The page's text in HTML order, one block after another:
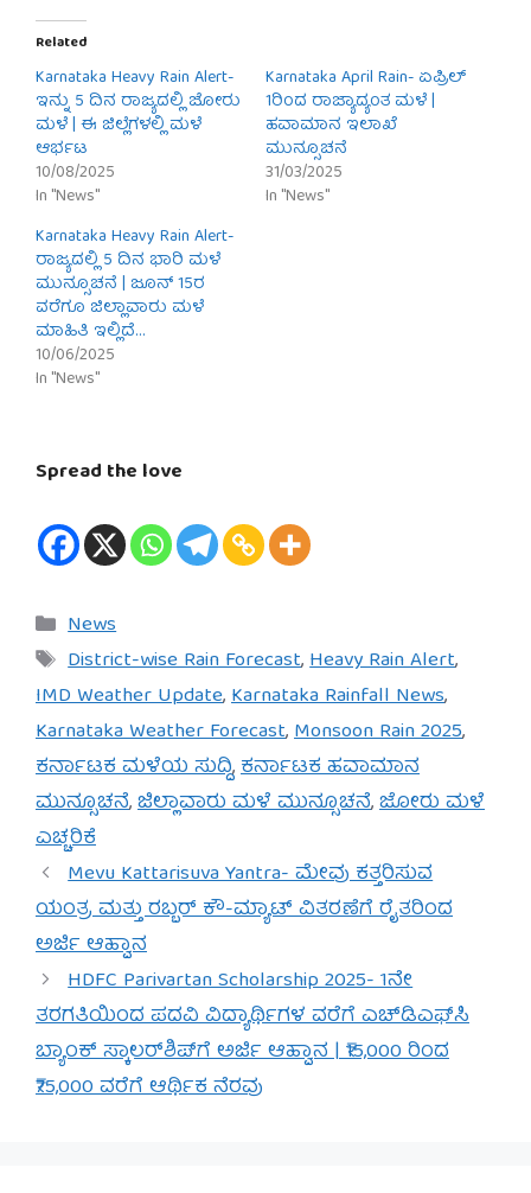
Related
Karnataka Heavy Rain Alert-
ಇನ್ನು 5 ದಿನ ರಾಜ್ಯದಲ್ಲಿ ಜೋರು
ಮಳೆ | ಈ ಜಿಲ್ಲೆಗಳಲ್ಲಿ ಮಳೆ
ಆರ್ಭಟ
10/08/2025
In "News"
Karnataka April Rain- ಏಪ್ರಿಲ್
1ರಿಂದ ರಾಜ್ಯಾದ್ಯಂತ ಮಳೆ |
ಹವಾಮಾನ ಇಲಾಖೆ
ಮುನ್ಸೂಚನೆ
31/03/2025
In "News"
Karnataka Heavy Rain Alert-
ರಾಜ್ಯದಲ್ಲಿ 5 ದಿನ ಭಾರಿ ಮಳೆ
ಮುನ್ಸೂಚನೆ | ಜೂನ್ 15ರ
ವರೆಗೂ ಜಿಲ್ಲಾವಾರು ಮಳೆ
ಮಾಹಿತಿ ಇಲ್ಲಿದೆ…
10/06/2025
In "News"
Spread the love
Categories
News
Tags
District-wise Rain Forecast,Heavy Rain Alert,
IMD Weather Update,Karnataka Rainfall News,
Karnataka Weather Forecast,Monsoon Rain 2025,
ಕರ್ನಾಟಕ ಮಳೆಯ ಸುದ್ದಿ,ಕರ್ನಾಟಕ ಹವಾಮಾನ
ಮುನ್ಸೂಚನೆ,ಜಿಲ್ಲಾವಾರು ಮಳೆ ಮುನ್ಸೂಚನೆ,ಜೋರು ಮಳೆ
ಎಚ್ಚರಿಕೆ
Mevu Kattarisuva Yantra- ಮೇವು ಕತ್ತರಿಸುವ
ಯಂತ್ರ ಮತ್ತು ರಬ್ಬರ್ ಕೌ-ಮ್ಯಾಟ್ ವಿತರಣೆಗೆ ರೈತರಿಂದ
ಅರ್ಜಿ ಆಹ್ವಾನ
HDFC Parivartan Scholarship 2025- 1ನೇ
ತರಗತಿಯಿಂದ ಪದವಿ ವಿದ್ಯಾರ್ಥಿಗಳ ವರೆಗೆ ಎಚ್‌ಡಿಎಫ್‌ಸಿ
ಬ್ಯಾಂಕ್ ಸ್ಕಾಲರ್‌ಶಿಪ್‌ಗೆ ಅರ್ಜಿ ಆಹ್ವಾನ | ₹15,000 ರಿಂದ
₹75,000 ವರೆಗೆ ಆರ್ಥಿಕ ನೆರವು